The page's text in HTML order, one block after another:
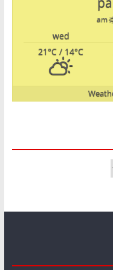
wed
21°C / 14°C